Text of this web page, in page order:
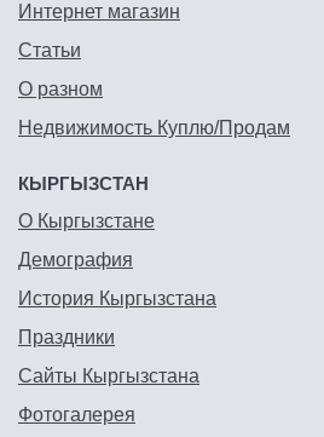
Интернет магазин
Статьи
О разном
Недвижимость Куплю/Продам
КЫРГЫЗСТАН
О Кыргызстане
Демография
История Кыргызстана
Праздники
Сайты Кыргызстана
Фотогалерея